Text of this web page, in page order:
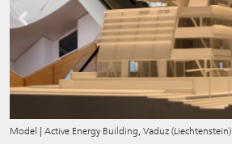
Model | Active Energy Building, Vaduz (Liechtenstein)
Previous